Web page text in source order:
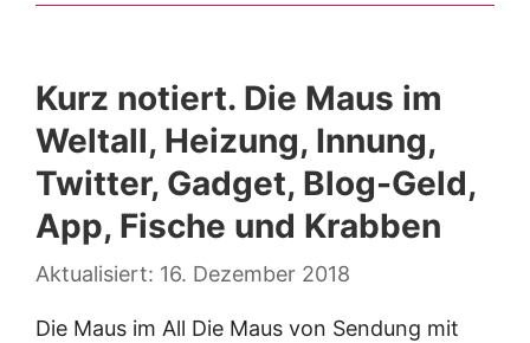
Kurz notiert. Die Maus im
Weltall, Heizung, Innung,
Twitter, Gadget, Blog-Geld,
App, Fische und Krabben
16. Dezember 2018
Die Maus im All Die Maus von Sendung mit